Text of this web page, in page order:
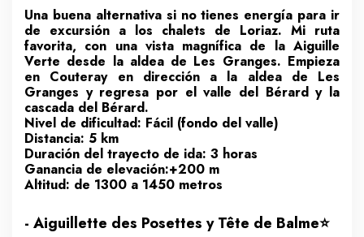
Una buena alternativa si no tienes energía para ir
de excursión a los chalets de Loriaz. Mi ruta
favorita, con una vista magnífica de la Aiguille
Verte desde la aldea de Les Granges. Empieza
en Couteray en dirección a la aldea de Les
Granges y regresa por el valle del Bérard y la
cascada del Bérard.
Nivel de dificultad: Fácil (fondo del valle)
Distancia: 5 km
Duración del trayecto de ida: 3 horas
Ganancia de elevación:+200 m
Altitud: de 1300 a 1450 metros
- Aiguillette des Posettes y Tête de Balme⭐